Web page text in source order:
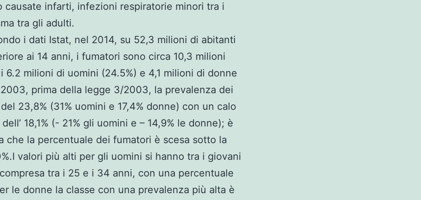
causate infarti, infezioni respiratorie minori tra i
tra gli adulti.
i dati Istat, nel 2014, su 52,3 milioni di abitanti
ai 14 anni, i fumatori sono circa 10,3 milioni
6.2 milioni di uomini (24.5%) e 4,1 milioni di donne
2003, prima della legge 3/2003, la prevalenza dei
23,8% (31% uomini e 17,4% donne) con un calo
18,1% (- 21% gli uomini e – 14,9% le donne); è
che la percentuale dei fumatori è scesa sotto la
valori più alti per gli uomini si hanno tra i giovani
tra i 25 e i 34 anni, con una percentuale
le donne la classe con una prevalenza più alta è